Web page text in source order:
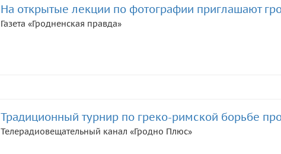
На открытые лекции по фотографии приглашают
Газета «Гродненская правда»
Традиционный турнир по греко-римской борьбе
Телерадиовещательный канал «Гродно Плюс»